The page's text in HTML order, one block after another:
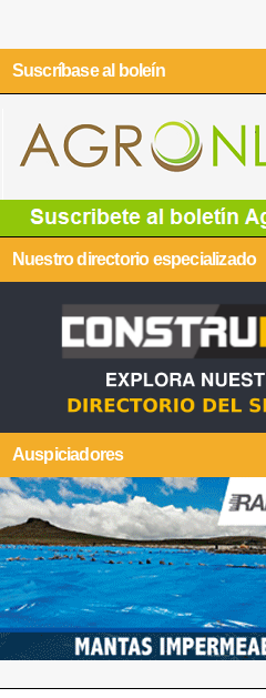
Suscríbase al boleín
Nuestro directorio especializado
Auspiciadores